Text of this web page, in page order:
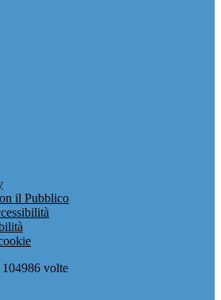
il Pubblico
104986 volte